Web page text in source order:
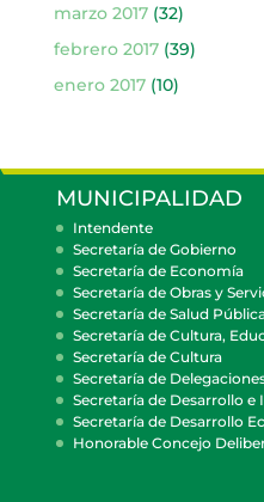
marzo 2017(32)
febrero 2017(39)
enero 2017(10)
MUNICIPALIDAD
Intendente
Secretaría de Gobierno
Secretaría de Economía
Secretaría de Obras y
Secretaría de Salud
Secretaría de Cultura,
Secretaría de Cultura
Secretaría de
Secretaría de Desarrollo e
Secretaría de Desarrollo
Honorable Concejo